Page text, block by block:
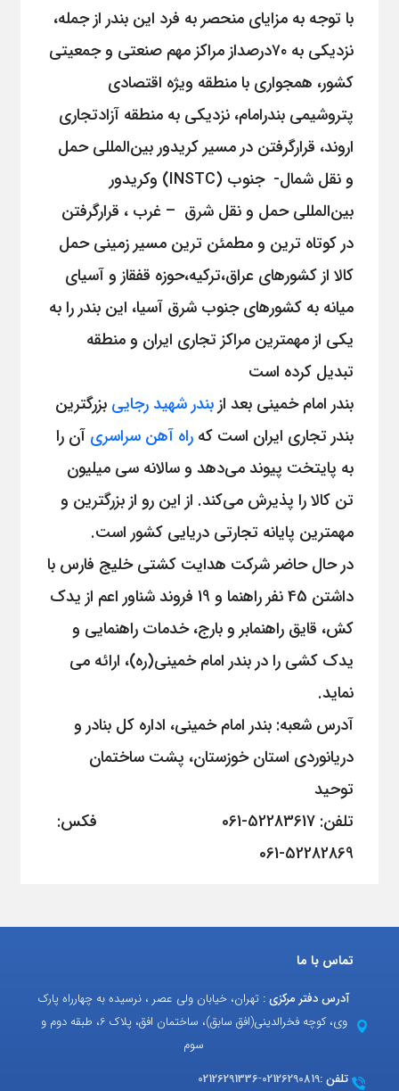
با توجه به مزایای منحصر به فرد این بندر از جمله،
نزدیکی به ۷۰درصداز مراکز مهم صنعتی و جمعیتی
کشور، همجواری با منطقه ویژه اقتصادی
پتروشیمی بندرامام، نزدیکی به منطقه آزادتجاری
اروند، قرارگرفتن در مسیر کریدور بین‌المللی حمل
و نقل شمال- جنوب‌‌ (INSTC) وکریدور
بین‌المللی حمل و نقل شرق – غرب ، قرارگرفتن
در کوتاه ترین و مطمئن ترین مسیر زمینی حمل
کالا از کشورهای عراق،ترکیه،حوزه قفقاز و آسیای
میانه به کشورهای جنوب شرق آسیا، این بندر را به
یکی از مهمترین مراکز تجاری ایران و منطقه
تبدیل کرده است
بندر امام خمینی بعد ازبندر شهید رجایی بزرگترین
بندر تجاری ایران است کهراه آهن سراسری آن را
به پایتخت پیوند می‌دهد و سالانه سی میلیون
تن کالا را پذیرش می‌کند. از این رو از بزرگترین و
مهمترین پایانه تجارتی دریایی کشور است.
در حال حاضر شرکت هدایت کشتی خلیج فارس با
داشتن 45 نفر راهنما و 19 فروند شناور اعم از یدک
کش، قایق راهنمابر و بارج، خدمات راهنمایی و
یدک کشی را در بندر امام خمینی(ره)، ارائه می
نماید.
آدرس شعبه: بندر امام خمینی، اداره کل بنادر و
دریانوردی استان خوزستان، پشت ساختمان
توحید
تلفن: 52283617-061 فکس:
52282869-061
تماس با ما
آدرس دفتر مرکزی : تهران، خیابان ولی عصر ، نرسیده به چهارراه پارک
وی، کوچه فخرالدینی(افق سابق)، ساختمان افق، پلاک 6، طبقه دوم و
سوم
تلفن :02126290819
-
02126291336